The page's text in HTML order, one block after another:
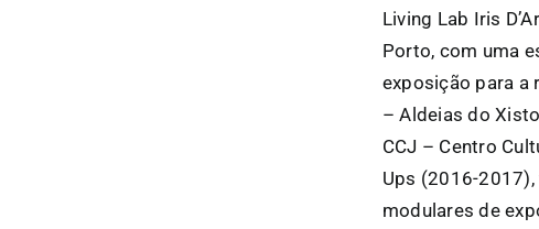
Living Lab Iris
Porto, com uma
exposição para a
– Aldeias do
CCJ – Centro
Ups (2016-
modulares de